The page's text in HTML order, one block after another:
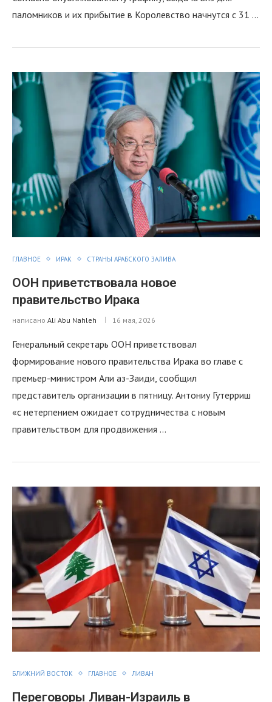
паломников и их прибытие в Королевство начнутся с 31 …
ГЛАВНОЕ ИРАК СТРАНЫ АРАБСКОГО ЗАЛИВА
ООН приветствовала новое
правительство Ирака
написано Ali Abu Nahleh 16 мая, 2026
Генеральный секретарь ООН приветствовал
формирование нового правительства Ирака во главе с
премьер-министром Али аз-Заиди, сообщил
представитель организации в пятницу. Антониу Гутерриш
«с нетерпением ожидает сотрудничества с новым
правительством для продвижения …
БЛИЖНИЙ ВОСТОК ГЛАВНОЕ ЛИВАН
Переговоры Ливан-Израиль в